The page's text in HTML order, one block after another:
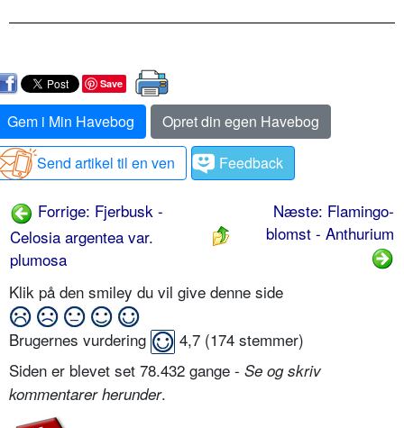
Save
Gem i Min Havebog
Opret din egen Havebog
Send artikel til en ven
Feedback
Forrige: Fjerbusk -
Celosia argentea var.
plumosa
Næste: Flamingo­
blomst - Anthurium
Klik på den smiley du vil give denne side
Brugernes vurdering 4,7 (174 stemmer)
Siden er blevet set 78.432 gange - Se og skriv
kommentarer herunder.